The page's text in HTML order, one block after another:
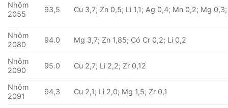
Nhôm
2055
93,5 Cu 3,7; Zn 0,5; Li 1,1; Ag 0,4; Mn 0,2; Mg
Nhôm
2080
94.0 Mg 3,7; Zn 1,85; Có Cr 0,2; Li 0,2
Nhôm
2090
95.0 Cu 2,7; Li 2,2; Zr 0,12
Nhôm
2091
94,3 Cu 2,1; Li 2,0; Mg 1,5; Zr 0,1